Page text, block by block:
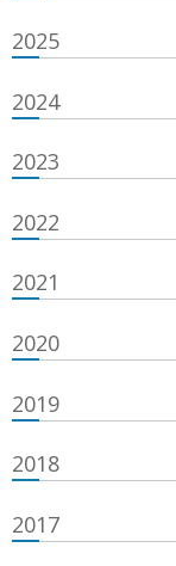
2025
2024
2023
2022
2021
2020
2019
2018
2017